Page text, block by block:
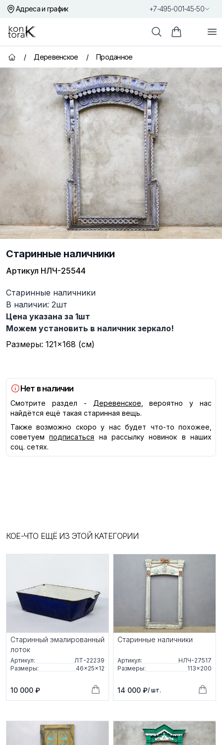
Адреса и график +7-495-001-45-50
Контора К
ПоискКорзина
Главная страница
/ Деревенское / Проданное
Старинные наличники
Артикул НЛЧ-25544
Описание
Старинные наличники
В наличии: 2шт
Цена указана за 1шт
Можем установить в наличник зеркало!
Размеры: 121×168 (см)
Нет в наличии
Смотрите раздел - Деревенское , вероятно у нас
найдётся ещё такая старинная вещь.
Также возможно скоро у нас будет что-то похожее,
советуем
подписаться
на рассылку новинок в наших
соц. сетях.
КОЕ-ЧТО ЕЩЁ ИЗ ЭТОЙ КАТЕГОРИИ
Старинный эмалированный
лоток
Артикул:
ЛТ-22239
Размеры:
46×25×12
10 000 ₽
Старинные наличники
Артикул:
НЛЧ-27517
Размеры:
113×200
14 000 ₽/ шт.